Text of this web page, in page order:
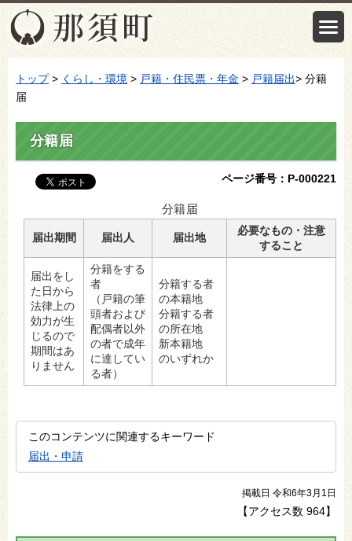
トップ> くらし・環境 > 戸籍・住民票・年金 > 戸籍届出> 分籍
届
分籍届
ページ番号：P-000221
分籍届
届出期間 届出人 届出地
必要なもの・注意
すること
届出をし
た日から
法律上の
効力が生
じるので
期間はあ
りません
分籍をする
者
（戸籍の筆
頭者および
配偶者以外
の者で成年
に達してい
る者）
分籍する者
の本籍地
分籍する者
の所在地
新本籍地
のいずれか
このコンテンツに関連するキーワード
届出・申請
掲載日 令和6年3月1日
【アクセス数 964】